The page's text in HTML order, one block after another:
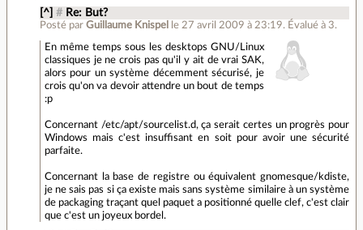
[^] # Re: But?
Posté par Guillaume Knispel le 27 avril 2009 à 23:19. Évalué à 3.
En même temps sous les desktops GNU/Linux
classiques je ne crois pas qu'il y ait de vrai SAK,
alors pour un système décemment sécurisé, je
crois qu'on va devoir attendre un bout de temps
:p
Concernant /etc/apt/sourcelist.d, ça serait certes un progrès pour
Windows mais c'est insuffisant en soit pour avoir une sécurité
parfaite.
Concernant la base de registre ou équivalent gnomesque/kdiste,
je ne sais pas si ça existe mais sans système similaire à un système
de packaging traçant quel paquet a positionné quelle clef, c'est clair
que c'est un joyeux bordel.